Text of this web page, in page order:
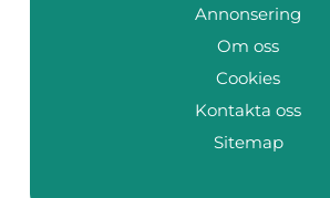
Annonsering
Om oss
Cookies
Kontakta oss
Sitemap